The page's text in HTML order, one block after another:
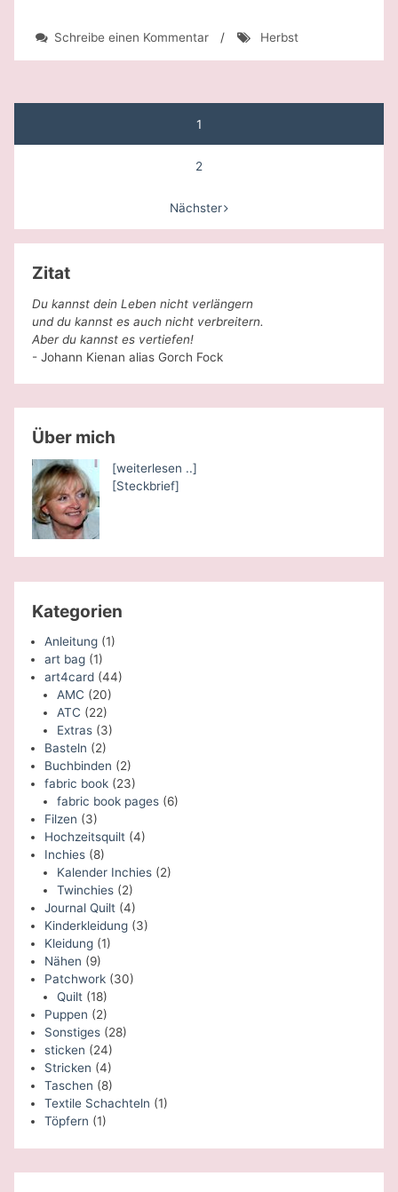
Schreibe einen Kommentarzu / Herbst
Beitragsnavigation
1
2
Nächster
Zitat
Du kannst dein Leben nicht verlängern
und du kannst es auch nicht verbreitern.
Aber du kannst es vertiefen!
- Johann Kienan alias Gorch Fock
Über mich
[weiterlesen ..]
[Steckbrief]
Kategorien
Anleitung(1)
art bag(1)
art4card(44)
AMC (20)
ATC (22)
Extras(3)
Basteln (2)
Buchbinden (2)
fabric book(23)
fabric book pages(6)
Filzen (3)
Hochzeitsquilt(4)
Inchies(8)
Kalender Inchies(2)
Twinchies(2)
Journal Quilt(4)
Kinderkleidung(3)
Kleidung(1)
Nähen (9)
Patchwork(30)
Quilt(18)
Puppen (2)
Sonstiges(28)
sticken (24)
Stricken (4)
Taschen (8)
Textile Schachteln (1)
Töpfern (1)